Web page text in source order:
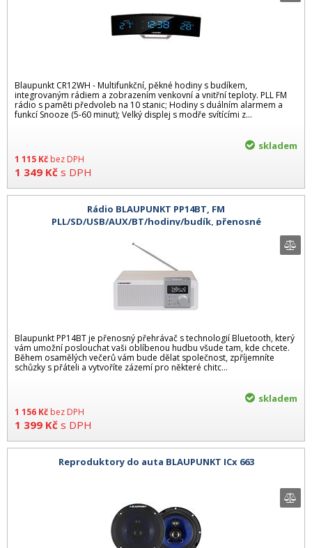
Blaupunkt CR12WH - Multifunkční, pěkné hodiny s budíkem,
integrovaným rádiem a zobrazením venkovní a vnitřní teploty. PLL FM
rádio s paměti předvoleb na 10 stanic; Hodiny s duálním alarmem a
funkcí Snooze (5-60 minut); Velký displej s modře svítícími z...
1 115 Kč bez DPH
1 349 Kč s DPH
skladem
Rádio BLAUPUNKT PP14BT, FM
PLL/SD/USB/AUX/BT/hodiny/budík, přenosné
Blaupunkt PP14BT je přenosný přehrávač s technologií Bluetooth, který
vám umožní poslouchat vaši oblíbenou hudbu všude tam, kde chcete.
Během osamělých večerů vám bude dělat společnost, zpříjemníte
schůzky s přáteli a vytvoříte zázemí pro některé chitc...
1 156 Kč bez DPH
1 399 Kč s DPH
skladem
Reproduktory do auta BLAUPUNKT ICx 663